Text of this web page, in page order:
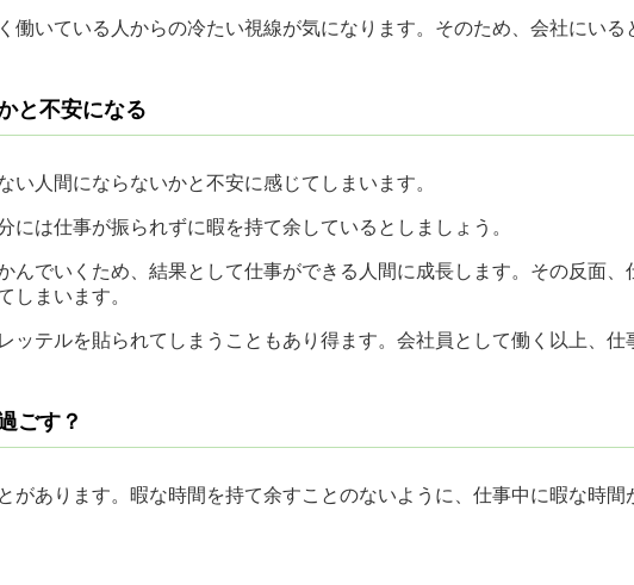
働いている人からの冷たい視線が気になります。そのため、会社にいる
と不安になる
人間にならないかと不安に感じてしまいます。
には仕事が振られずに暇を持て余しているとしましょう。
んでいくため、結果として仕事ができる人間に成長します。その反面
しまいます。
ッテルを貼られてしまうこともあり得ます。会社員として働く以上、
ごす？
があります。暇な時間を持て余すことのないように、仕事中に暇な時間